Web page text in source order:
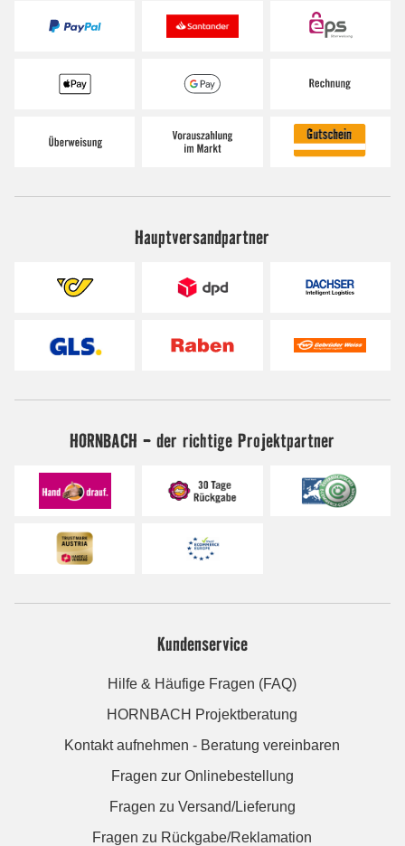
Hauptversandpartner
HORNBACH - der richtige Projektpartner
Kundenservice
Hilfe & Häufige Fragen (FAQ)
HORNBACH Projektberatung
Kontakt aufnehmen - Beratung vereinbaren
Fragen zur Onlinebestellung
Fragen zu Versand/Lieferung
Fragen zu Rückgabe/Reklamation